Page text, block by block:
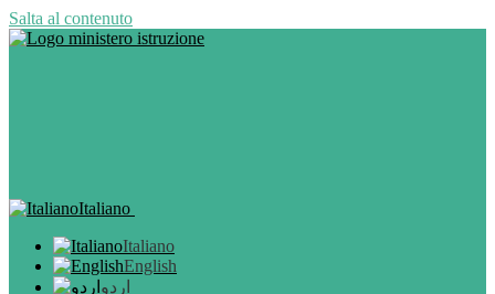
Salta al contenuto
Italiano
Italiano
English
اردو